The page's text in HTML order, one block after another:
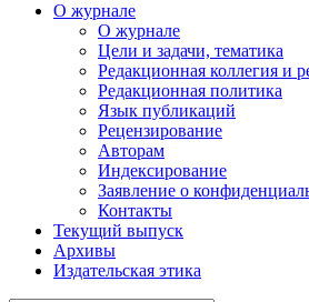
О журнале
О журнале
Цели и задачи, тематика
Редакционная коллегия и
Редакционная политика
Язык публикаций
Рецензирование
Авторам
Индексирование
Заявление о
Контакты
Текущий выпуск
Архивы
Издательская этика